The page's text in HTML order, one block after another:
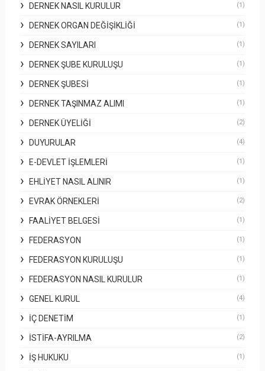
DERNEK NASIL KURULUR (1)
DERNEK ORGAN DEĞIŞIKLIĞI (1)
DERNEK SAYILARI (1)
DERNEK ŞUBE KURULUŞU (1)
DERNEK ŞUBESI (1)
DERNEK TAŞINMAZ ALIMI (1)
DERNEK ÜYELIĞI (2)
DUYURULAR (4)
E-DEVLET İŞLEMLERI (1)
EHLIYET NASIL ALINIR (1)
EVRAK ÖRNEKLERI (2)
FAALIYET BELGESI (1)
FEDERASYON (1)
FEDERASYON KURULUŞU (1)
FEDERASYON NASIL KURULUR (1)
GENEL KURUL (4)
İÇ DENETIM (1)
İSTIFA-AYRILMA (2)
İŞ HUKUKU (1)